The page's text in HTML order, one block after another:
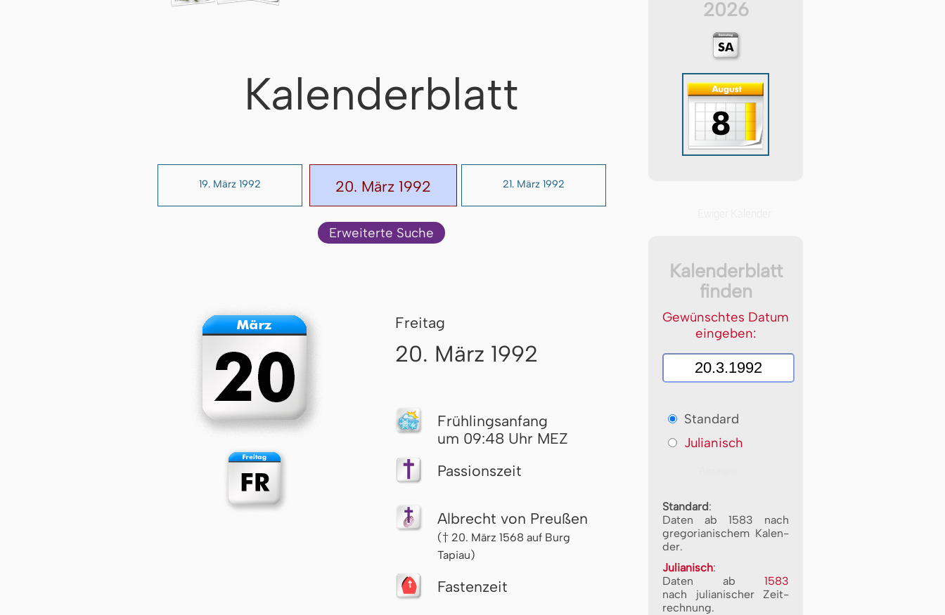
Kalenderblatt
19. März 1992 20. März 1992 21. März 1992
Erweiterte Suche
Freitag
20. März 1992
Früh­lings­an­fang
um 09:48 Uhr MEZ
Passionszeit
Albrecht von Preußen
(† 20. März 1568 auf Burg
Tapiau)
Fastenzeit
2026
Kalenderblatt
finden
Gewünschtes Datum
eingeben:
Standard
Julianisch
Standard:
Daten ab 1583 nach
gre­go­ri­a­ni­schem Ka­len­
der.
Julianisch:
Daten ab 1583
nach ju­li­a­ni­scher Zeit­
rech­nung.